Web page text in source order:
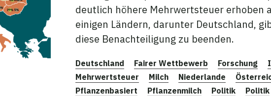
deutlich höhere Mehrwertsteuer erhoben
einigen Ländern, darunter Deutschland,
diese Benachteiligung zu beenden.
Deutschland Fairer Wettbewerb Forschung
Mehrwertsteuer
Milch Niederlande
Pflanzenbasiert
Pflanzenmilch Politik Politik